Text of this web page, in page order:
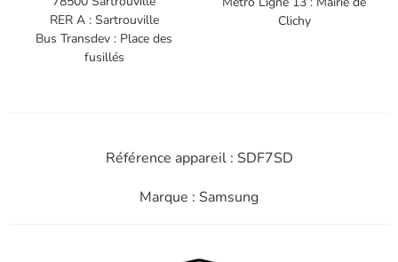
RER A : Sartrouville
Bus Transdev : Place des
fusillés
Clichy
Référence appareil : SDF7SD
Marque : Samsung